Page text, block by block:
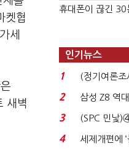
켓협
세
새벽
휴대폰이 끊긴 30
인기뉴스
1
(정기여론
청래 '초접
2
삼성 Z8 역
목…9월 ‘폴
3
(SPC 민낯
생법 위반
4
세제개편에